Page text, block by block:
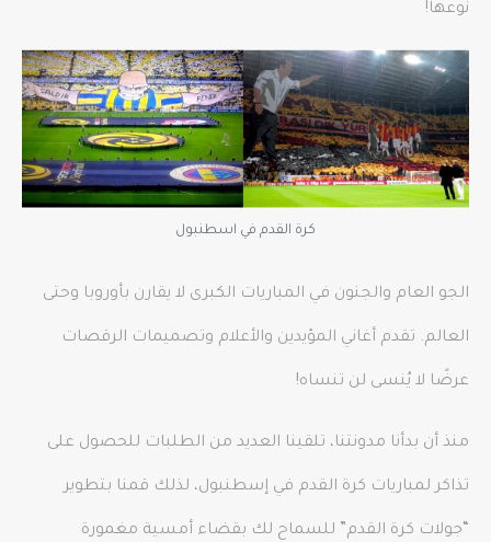
نوعها!
كرة القدم في اسطنبول
الجو العام والجنون في المباريات الكبرى لا يقارن بأوروبا وحتى
العالم. تقدم أغاني المؤيدين والأعلام وتصميمات الرقصات
عرضًا لا يُنسى لن تنساه!
منذ أن بدأنا مدونتنا، تلقينا العديد من الطلبات للحصول على
تذاكر لمباريات كرة القدم في إسطنبول، لذلك قمنا بتطوير
“جولات كرة القدم” للسماح لك بقضاء أمسية مغمورة